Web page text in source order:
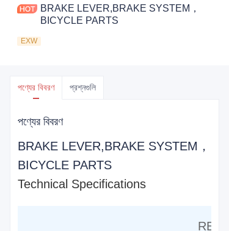
BRAKE LEVER,BRAKE SYSTEM，
BICYCLE PARTS
EXW
পণ্যের বিবরণ প্রশ্নগুলি
পণ্যের বিবরণ
BRAKE LEVER,BRAKE SYSTEM，
BICYCLE PARTS
Technical Specifications